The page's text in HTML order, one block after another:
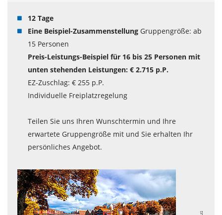
12 Tage
Eine Beispiel-Zusammenstellung Gruppengröße: ab
15 Personen
Preis-Leistungs-Beispiel für 16 bis 25 Personen mit
unten stehenden Leistungen: € 2.715 p.P.
EZ-Zuschlag: € 255 p.P.
Individuelle Freiplatzregelung
Teilen Sie uns Ihren Wunschtermin und Ihre
erwartete Gruppengröße mit und Sie erhalten Ihr
persönliches Angebot.